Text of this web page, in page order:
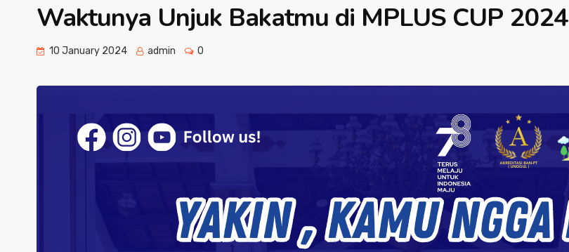
Waktunya Unjuk Bakatmu di MPLUS CUP 2024
10 January 2024 admin 0